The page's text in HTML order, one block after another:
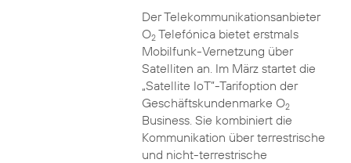
Der Telekommunikationsanbieter
O2Telefónica bietet erstmals
Mobilfunk-Vernetzung über
Satelliten an. Im März startet die
„Satellite IoT”-Tarifoption der
Geschäftskundenmarke O2
Business. Sie kombiniert die
Kommunikation über terrestrische
und nicht-terrestrische